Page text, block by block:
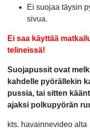
Ei suojaa täysin
sivua.
Ei saa käyttää
telineissä!
Suojapussit ovat
kahdelle pyörällekin
pussia, tai sitten
ajaksi polkupyörän
kts. havainnevideo alta